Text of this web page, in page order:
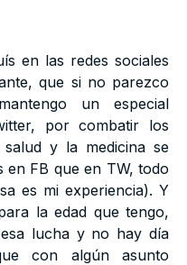
en las redes sociales
que si no parezco
un especial
por combatir los
y la medicina se
FB que en TW, todo
es mi experiencia). Y
la edad que tengo,
lucha y no hay día
con algún asunto